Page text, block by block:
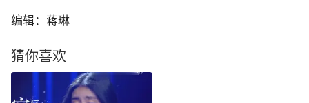
编辑：蒋琳
猜你喜欢